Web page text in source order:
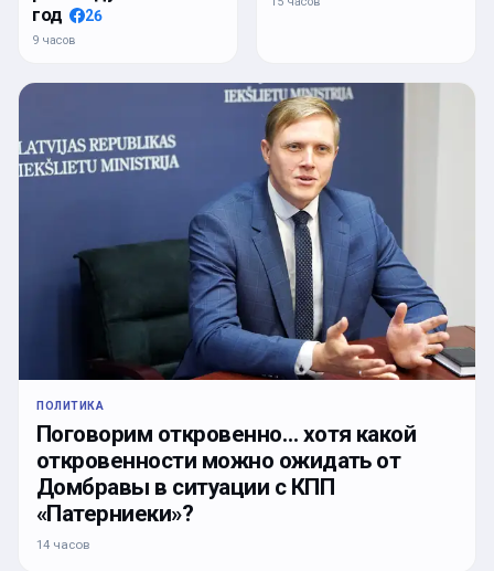
год
26
9 часов
ПОЛИТИКА
Поговорим откровенно… хотя какой
откровенности можно ожидать от
Домбравы в ситуации с КПП
«Патерниеки»?
14 часов